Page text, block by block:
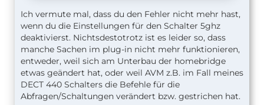
Ich vermute mal, dass du den Fehler nicht mehr hast,
wenn du die Einstellungen für den Schalter 5ghz
deaktivierst. Nichtsdestotrotz ist es leider so, dass
manche Sachen im plug-in nicht mehr funktionieren,
entweder, weil sich am Unterbau der homebridge
etwas geändert hat, oder weil AVM z.B. im Fall meines
DECT 440 Schalters die Befehle für die
Abfragen/Schaltungen verändert bzw. gestrichen hat.